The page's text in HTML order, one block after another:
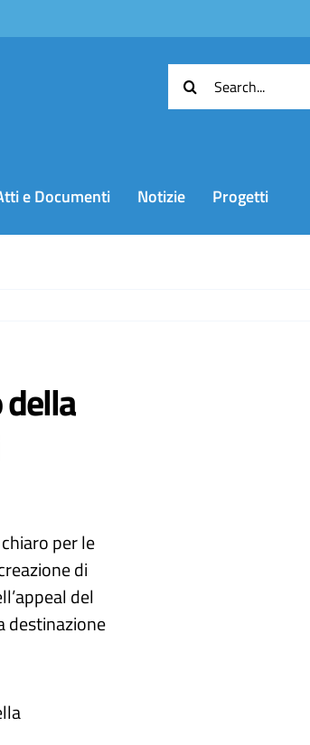
Cerca
per:
e Documenti Notizie Progetti
per le
di
del
destinazione​